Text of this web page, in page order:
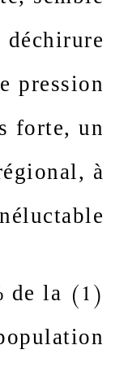
pression
forte, un
à
de la